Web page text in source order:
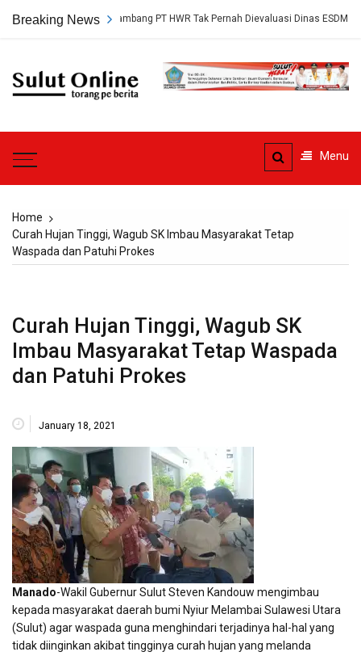
Breaking News
Persetujuan Tambang PT HWR Tak Pernah Dievaluasi Dinas ESDM
Sulut
Menu
Home
Curah Hujan Tinggi, Wagub SK Imbau Masyarakat Tetap
Waspada dan Patuhi Prokes
Curah Hujan Tinggi, Wagub SK
Imbau Masyarakat Tetap Waspada
dan Patuhi Prokes
January 18, 2021
Manado-Wakil Gubernur Sulut Steven Kandouw mengimbau
kepada masyarakat daerah bumi Nyiur Melambai Sulawesi Utara
(Sulut) agar waspada guna menghindari terjadinya hal-hal yang
tidak diinginkan akibat tingginya curah hujan yang melanda